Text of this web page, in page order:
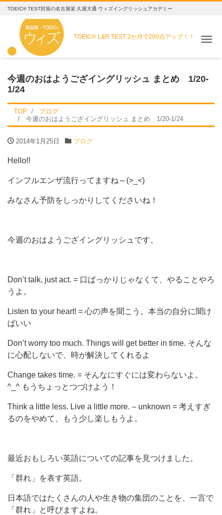
TOEIC® TEST対策の名古屋栄 久屋大通 ウィズイングリッシュアカデミー
TOEIC® L&R TEST2か月で200点アップ！！
今週のおはようござイングリッシュ まとめ 1/20-
1/24
TOP
ブログ
今週のおはようござイングリッシュ まとめ 1/20-1/24
2014年1月25日 ブログ
Hello!!
インフルエンザ流行ってますね～(>_<)
みなさん予防をしっかりしてくださいね！
今週のおはようござイングリッシュです。
Don’t talk, just act. = 口ばっかりじゃなくて、やることやろ
うよ。
Listen to your heart! = 心の声を聞こう。本当の自分に聞け
ばいい
Don’t worry too much. Things will get better in time. そんな
に心配しないで、時が解決してくれるよ
Change takes time. = そんなにすぐには変わらないよ。
^_^ もうちょっとつづけよう！
Think a little less. Live a little more. – unknown = 考えすぎ
るのをやめて、もう少し楽しもうよ。
最近おもしろい英語についての記事を見つけました。
「群れ」を表す英語。
日本語ではたくさんの人や生き物の集団のことを、一言で
「群れ」と呼びますよね。